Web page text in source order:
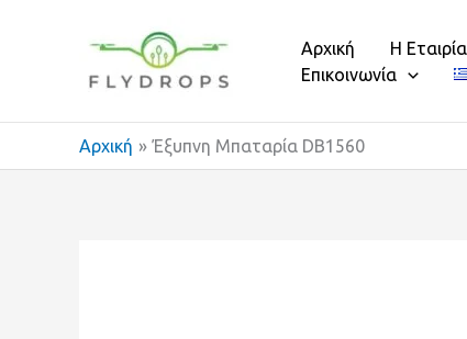
Αρχική Η Εταιρία
Επικοινωνία
Αρχική Έξυπνη Μπαταρία DB1560